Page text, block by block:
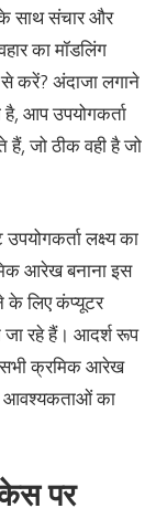
साथ संचार और
का मॉडलिंग
करें? अंदाजा लगाने
आप उपयोगकर्ता
जो ठीक वही है जो
लक्ष्य का
आरेख बनाना इस
के लिए कंप्यूटर
जा रहे हैं। आदर्श रूप
सभी क्रमिक आरेख
आवश्यकताओं का
पर